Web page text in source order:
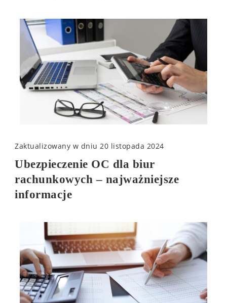
Zaktualizowany w dniu 20 listopada 2024
Ubezpieczenie OC dla biur
rachunkowych – najważniejsze
informacje